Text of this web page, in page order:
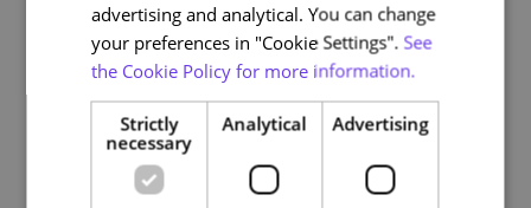
2) Participar em todos os exercícios interativos
propostos ao longo do curso. Atenção, nenhum
exercício é avaliado. Os exercícios e perguntas têm
apenas como objetivo ajudá-lo perceber o que
aprendeu e o que precisa de voltar a estudar e ajudar o
INA a refletir sobre melhorias no curso para facilitar a
aprendizagem dos formandos.
advertising and analytical. You can change
your preferences in "Cookie Settings". See
the Cookie Policy for more information.
Strictly
necessary
Analytical Advertising